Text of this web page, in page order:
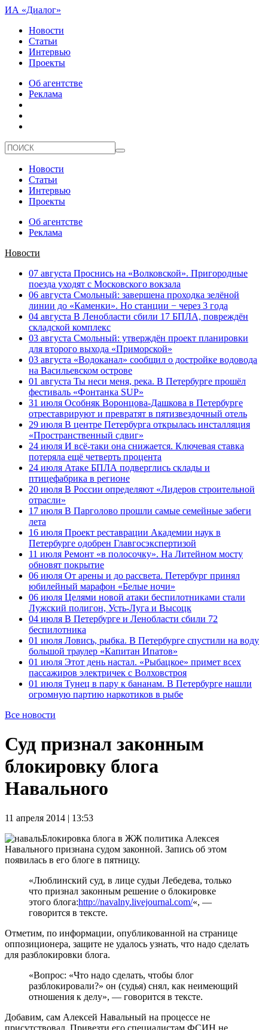
ИА «Диалог»
Новости
Статьи
Интервью
Проекты
Об агентстве
Реклама
Новости
Статьи
Интервью
Проекты
Об агентстве
Реклама
Новости
07 августа Проснись на «Волковской». Пригородные
поезда уходят с Московского вокзала
06 августа Смольный: завершена проходка зелёной
линии до «Каменки». Но станции − через 3 года
04 августа В Ленобласти сбили 17 БПЛА, повреждён
складской комплекс
03 августа Смольный: утверждён проект планировки
для второго выхода «Приморской»
03 августа «Водоканал» сообщил о достройке водовода
на Васильевском острове
01 августа Ты неси меня, река. В Петербурге прошёл
фестиваль «Фонтанка SUP»
31 июля Особняк Воронцова-Дашкова в Петербурге
отреставрируют и превратят в пятизвездочный отель
29 июля В центре Петербурга открылась инсталляция
«Пространственный сдвиг»
24 июля И всё-таки она снижается. Ключевая ставка
потеряла ещё четверть процента
24 июля Атаке БПЛА подверглись склады и
птицефабрика в регионе
20 июля В России определяют «Лидеров строительной
отрасли»
17 июля В Парголово прошли самые семейные забеги
лета
16 июля Проект реставрации Академии наук в
Петербурге одобрен Главгосэкспертизой
11 июля Ремонт «в полосочку». На Литейном мосту
обновят покрытие
06 июля От арены и до рассвета. Петербург принял
юбилейный марафон «Белые ночи»
06 июля Целями новой атаки беспилотниками стали
Лужский полигон, Усть-Луга и Высоцк
04 июля В Петербурге и Ленобласти сбили 72
беспилотника
01 июля Ловись, рыбка. В Петербурге спустили на воду
большой траулер «Капитан Ипатов»
01 июля Этот день настал. «Рыбацкое» примет всех
пассажиров электричек с Волховстроя
01 июля Тунец в пару к бананам. В Петербурге нашли
огромную партию наркотиков в рыбе
Все новости
Суд признал законным
блокировку блога
Навального
11 апреля 2014 | 13:53
Блокировка блога в ЖЖ политика Алексея
Навального признана судом законной. Запись об этом
появилась в его блоге в пятницу.
«Люблинский суд, в лице судьи Лебедева, только
что признал законным решение о блокировке
этого блога:http://navalny.livejournal.com/«, —
говорится в тексте.
Отметим, по информации, опубликованной на странице
оппозиционера, защите не удалось узнать, что надо сделать
для разблокировки блога.
«Вопрос: «Что надо сделать, чтобы блог
разблокировали?» он (судья) снял, как неимеющий
отношения к делу», — говорится в тексте.
Добавим, сам Алексей Навальный на процессе не
присутствовал. Привезти его специалистам ФСИН не